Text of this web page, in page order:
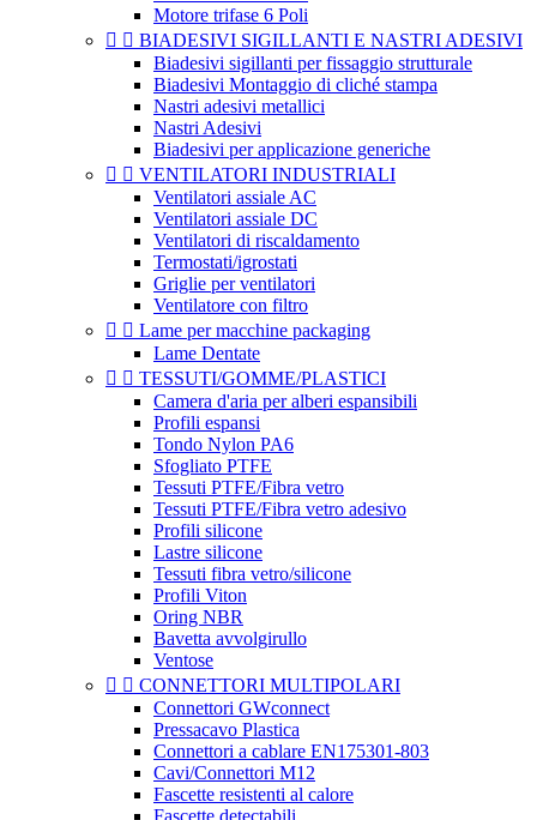
Motore trifase 6 Poli
  BIADESIVI SIGILLANTI E NASTRI ADESIVI
Biadesivi sigillanti per fissaggio strutturale
Biadesivi Montaggio di cliché stampa
Nastri adesivi metallici
Nastri Adesivi
Biadesivi per applicazione generiche
  VENTILATORI INDUSTRIALI
Ventilatori assiale AC
Ventilatori assiale DC
Ventilatori di riscaldamento
Termostati/igrostati
Griglie per ventilatori
Ventilatore con filtro
  Lame per macchine packaging
Lame Dentate
  TESSUTI/GOMME/PLASTICI
Camera d'aria per alberi espansibili
Profili espansi
Tondo Nylon PA6
Sfogliato PTFE
Tessuti PTFE/Fibra vetro
Tessuti PTFE/Fibra vetro adesivo
Profili silicone
Lastre silicone
Tessuti fibra vetro/silicone
Profili Viton
Oring NBR
Bavetta avvolgirullo
Ventose
  CONNETTORI MULTIPOLARI
Connettori GWconnect
Pressacavo Plastica
Connettori a cablare EN175301-803
Cavi/Connettori M12
Fascette resistenti al calore
Fascette detectabili